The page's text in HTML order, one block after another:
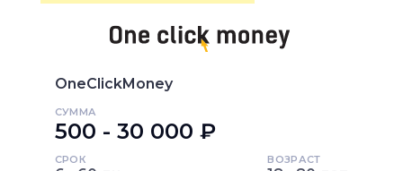
OneClickMoney
СУММА
500 - 30 000 ₽
СРОК ВОЗРАСТ